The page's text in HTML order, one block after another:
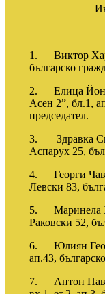
1.
Виктор
българско
2.
Елица
Асен 2”, бл.1,
председател.
3.
Здравка
Аспарух 25,
4.
Георги
Левски 83,
5.
Маринела
Раковски 52,
6.
Юлиян
ап.43,
7.
Антон